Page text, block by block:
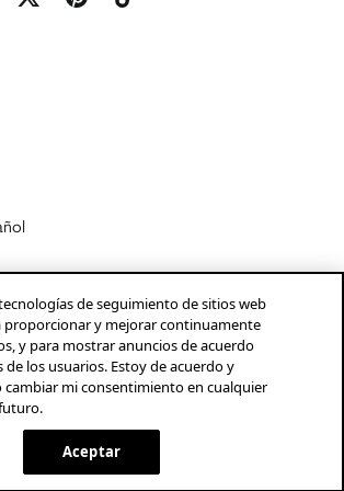
de seguimiento de sitios web
proporcionar y mejorar continuamente
y para mostrar anuncios de acuerdo
de los usuarios. Estoy de acuerdo y
cambiar mi consentimiento en cualquier
Aceptar